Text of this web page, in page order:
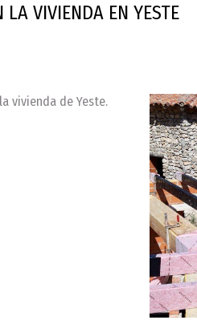
LA VIVIENDA EN YESTE
vivienda de Yeste.